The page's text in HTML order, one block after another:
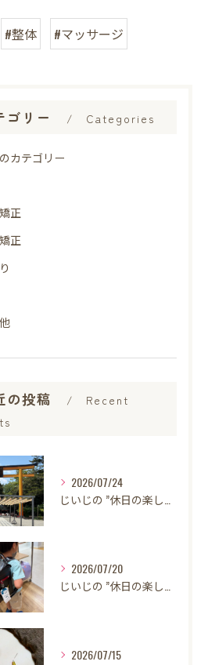
#整体 #マッサージ
ゴリー Categories
カテゴリー
正
正
の投稿
Recent
2026/07/24
2026/07/20
2026/07/15